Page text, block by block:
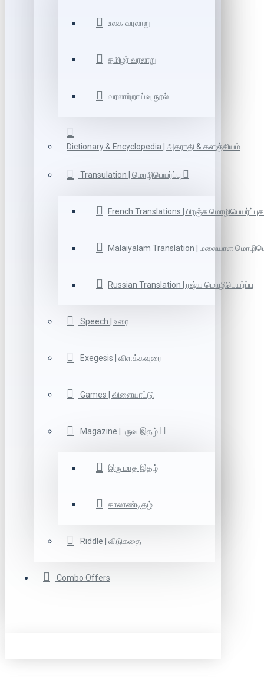
உலக வரலாறு
தமிழர் வரலாறு
வரலாற்றாய்வு நூல்
Dictionary & Encyclopedia | அகராதி & களஞ்சியம்
Transulation | மொழிபெயர்ப்பு
French Translations | பிரஞ்சு
Malaiyalam Translation | மலையாள
Russian Translation | ரஷ்ய மொழிபெயர்ப்பு
Speech | உரை
Exegesis | விளக்கவுரை
Games | விளையாட்டு
Magazine |பருவ இதழ்
இரு மாத இதழ்
காலாண்டிதழ்
Riddle | விடுகதை
Combo Offers